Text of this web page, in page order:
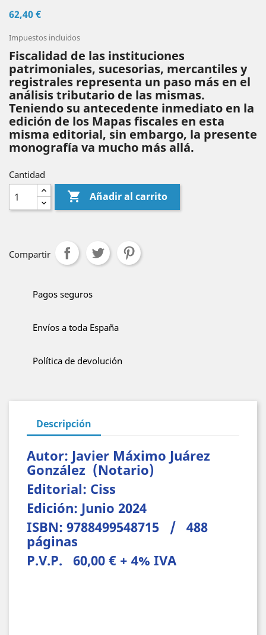
62,40 €
Impuestos incluidos
Fiscalidad de las instituciones
patrimoniales, sucesorias, mercantiles y
registrales representa un paso más en el
análisis tributario de las mismas.
Teniendo su antecedente inmediato en la
edición de los Mapas fiscales en esta
misma editorial, sin embargo, la presente
monografía va mucho más allá.
Cantidad
 Añadir al carrito
Compartir
Pagos seguros
Envíos a toda España
Política de devolución
Descripción
Autor: Javier Máximo Juárez
González (Notario)
Editorial: Ciss
Edición: Junio 2024
ISBN: 9788499548715 / 488
páginas
P.V.P. 60,00 € + 4% IVA